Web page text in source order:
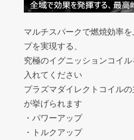
マルチスパークで燃焼効率
プを実現する、
究極のイグニッションコイ
入れてください
プラズマダイレクトコイル
が挙げられます
・パワーアップ
・トルクアップ